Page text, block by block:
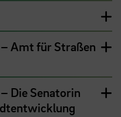
Amt für Straßen
Die Senatorin